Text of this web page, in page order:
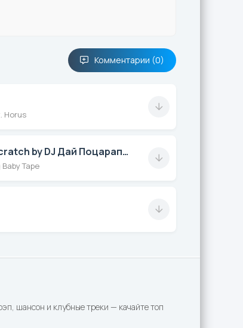
шансон и клубные треки — качайте топ
Комментарии (0)
Horus
Берегись (Scratch by DJ Дай Поцарапать)
Tape